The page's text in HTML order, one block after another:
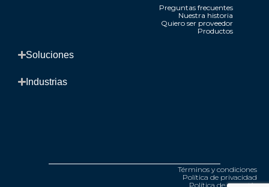
Preguntas frecuentes
Nuestra historia
Quiero ser proveedor
Productos
Soluciones​
Industrias​
Términos y condiciones
Política de privacidad
Política de garantía